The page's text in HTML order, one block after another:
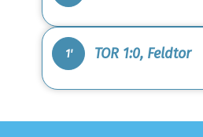
1' TOR 1:0, Feldtor